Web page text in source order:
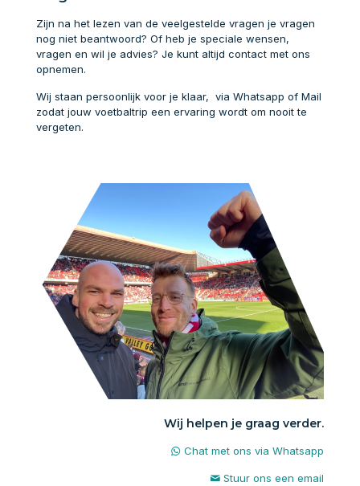
Zijn na het lezen van de veelgestelde vragen je vragen
nog niet beantwoord? Of heb je speciale wensen,
vragen en wil je advies? Je kunt altijd contact met ons
opnemen.
Wij staan persoonlijk voor je klaar, via Whatsapp of Mail
zodat jouw voetbaltrip een ervaring wordt om nooit te
vergeten.
Wij helpen je graag verder.
Chat met ons via Whatsapp
Stuur ons een email